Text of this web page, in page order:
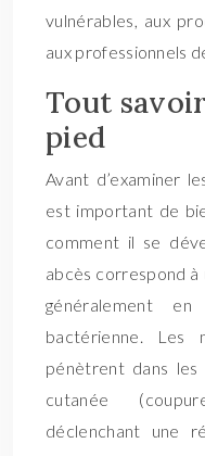
vulnérables, aux
aux professionnels
Tout
pied
Avant d’examiner
est important de
comment il se
abcès correspond à
généralement
bactérienne. Les
pénètrent dans les
cutanée
déclenchant une